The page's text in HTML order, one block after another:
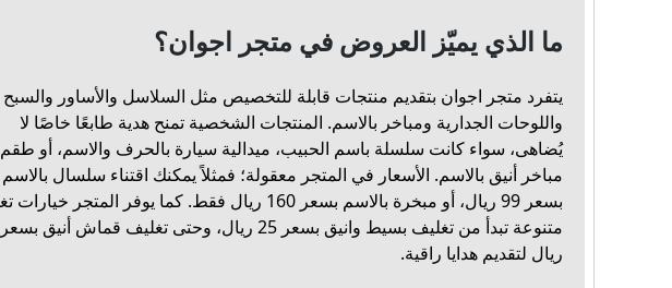
ما الذي يميّز العروض في متجر اجوان؟
يتفرد متجر اجوان بتقديم منتجات قابلة للتخصيص مثل السلاسل والأساور والسبح
واللوحات الجدارية ومباخر بالاسم. المنتجات الشخصية تمنح هدية طابعًا خاصًا لا
يُضاهى، سواء كانت سلسلة باسم الحبيب، ميدالية سيارة بالحرف والاسم، أو طقم
مباخر أنيق بالاسم. الأسعار في المتجر معقولة؛ فمثلاً يمكنك اقتناء سلسال بالاسم
بسعر 99 ريال، أو مبخرة بالاسم بسعر 160 ريال فقط. كما يوفر المتجر
ريال لتقديم هدايا راقية.